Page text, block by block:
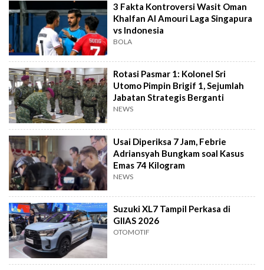
3 Fakta Kontroversi Wasit Oman
Khalfan Al Amouri Laga Singapura
vs Indonesia
BOLA
Rotasi Pasmar 1: Kolonel Sri
Utomo Pimpin Brigif 1, Sejumlah
Jabatan Strategis Berganti
NEWS
Usai Diperiksa 7 Jam, Febrie
Adriansyah Bungkam soal Kasus
Emas 74 Kilogram
NEWS
Suzuki XL7 Tampil Perkasa di
GIIAS 2026
OTOMOTIF